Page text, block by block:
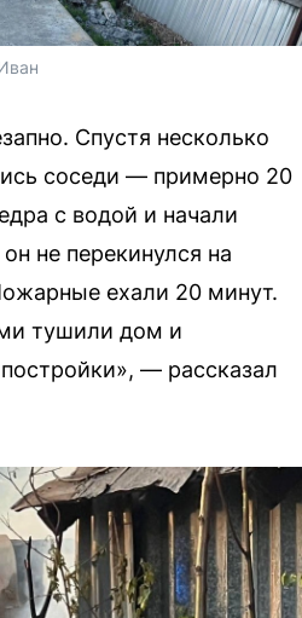
Спустя несколько
соседи — примерно 20
с водой и начали
не перекинулся на
ехали 20 минут.
тушили дом и
— рассказал